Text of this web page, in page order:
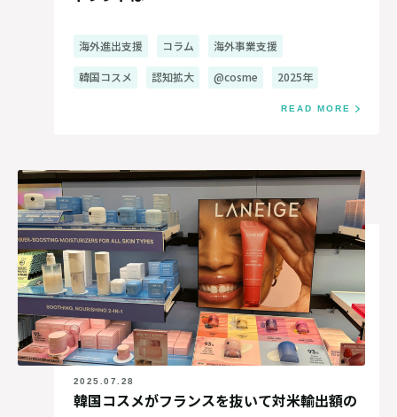
海外進出支援 コラム 海外事業支援
韓国コスメ 認知拡大 @cosme 2025年
READ MORE
2025.07.28
韓国コスメがフランスを抜いて対米輸出額の